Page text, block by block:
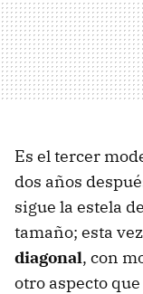
Es el tercer
dos años
sigue la estela
tamaño; esta
diagonal, con
otro aspecto